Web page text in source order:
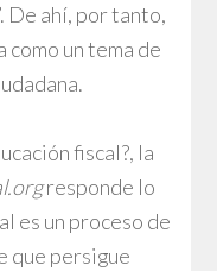
De ahí, por tanto,
un tema de
fiscal?, la
responde lo
es un proceso de
que persigue